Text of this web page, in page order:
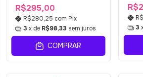
R$295,00
R$280,25 com Pix
3 x de R$98,33 sem juros
COMPRAR
3